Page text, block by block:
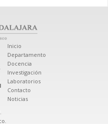
Inicio
Departamento
Docencia
Investigación
Laboratorios
Contacto
Noticias